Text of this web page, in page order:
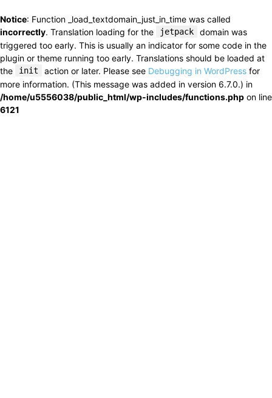
Notice: Function _load_textdomain_just_in_time was called
incorrectly. Translation loading for the jetpack
domain was
triggered too early. This is usually an indicator for some code in the
plugin or theme running too early. Translations should be loaded at
the
init action or later. Please see Debugging in WordPress for
more information. (This message was added in version 6.7.0.) in
/home/u5556038/public_html/wp-includes/functions.php on line
6121